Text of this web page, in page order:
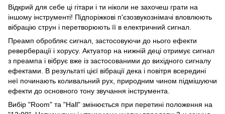
Відкрий для себе ці гітари і ти ніколи не захочеш грати на
іншому інструменті! Підпоріжкові п'єзозвукознімачі вловлюють
вібрацію струн і перетворюють її в електричний сигнал.
Преамп обробляє сигнал, застосовуючи до нього ефекти
реверберації і хорусу. Актуатор на нижній деці отримує сигнал
з преампа і вібрує вже із застосованими до вихідного сигналу
ефектами. В результаті цієї вібрації дека і повітря всередині
неї починають коливальний рух, природним чином підмішуючи
ефекти до основного тону звучання інструмента.
Вибір "Room" та "Hall" змінюється при перетині положення на